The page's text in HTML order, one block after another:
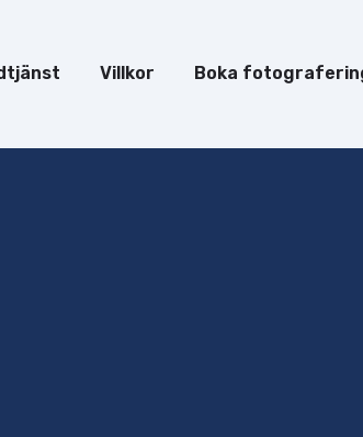
Villkor Boka